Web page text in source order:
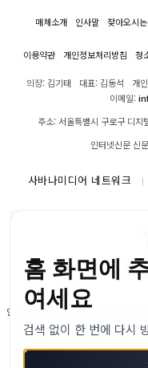
매체소개 인사말 찾아오시
이용약관 개인정보처리방침 청
의장: 김기태 대표: 김동석 개
이메일:
주소: 서울특별시 구로구 디
인터넷신문 신
사바나미디어 네트워크
인트라매거진의 모든 콘텐츠(기사
© 2024–2026 인
홈 화면에
여세요
검색 없이 한 번에 다시